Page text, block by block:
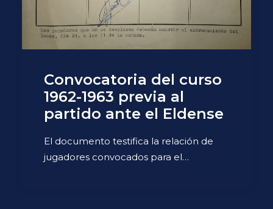
Convocatoria del curso
1962-1963 previa al
partido ante el Eldense
El documento testifica la relación de
jugadores convocados para el…